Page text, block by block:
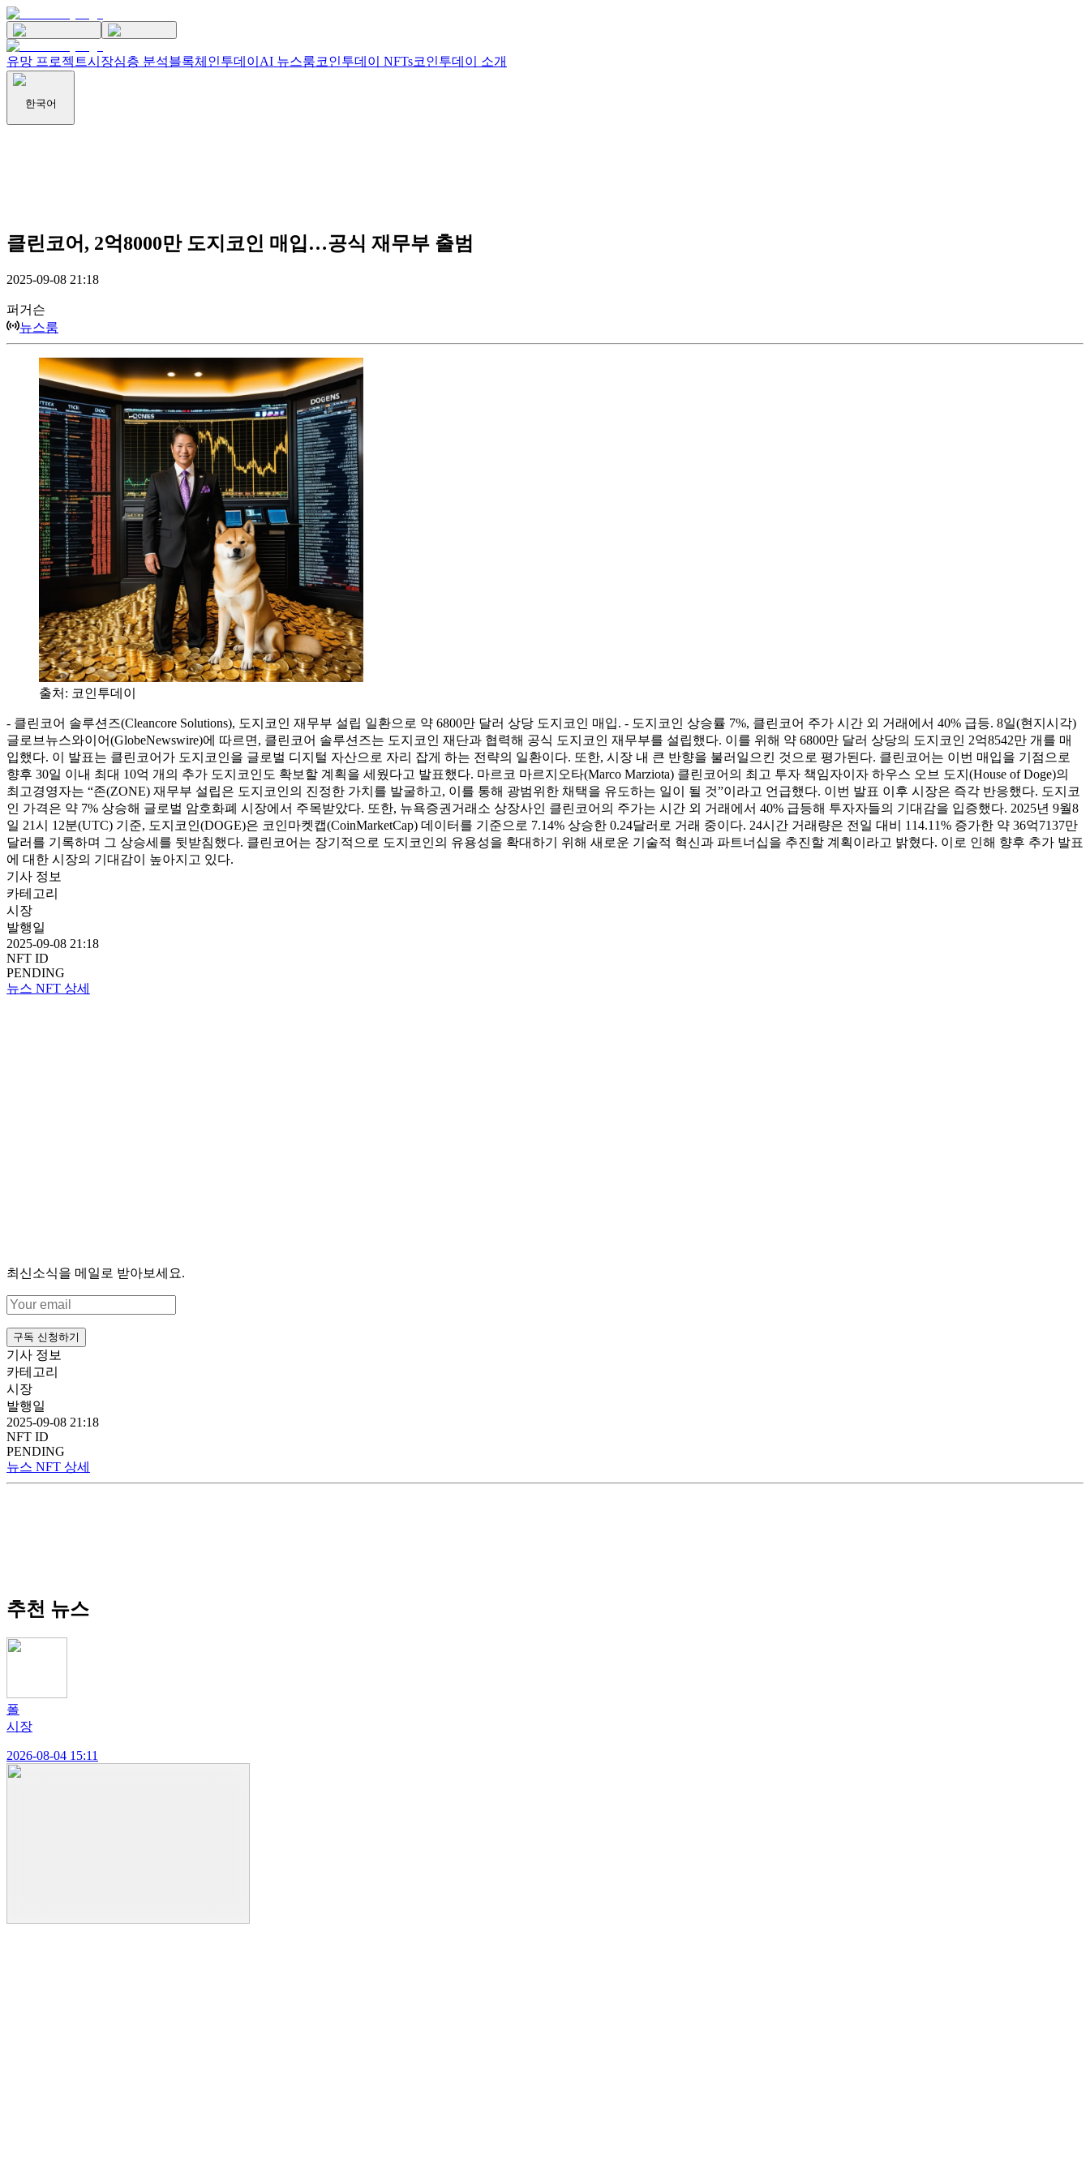
유망 프로젝트시장심층 분석블록체인투데이 AI 뉴스룸코인투데이 NFTs코인투데이 소개
한국어
클린코어, 2억8000만 도지코인 매입…공식 재무부 출범
2025-09-08 21:18
퍼거슨
뉴스룸
출처: 코인투데이
- 클린코어 솔루션즈(Cleancore Solutions), 도지코인 재무부 설립 일환으로 약 6800만 달러 상당 도지코인 매입. - 도지코인 상승률 7%, 클린코어 주가 시간 외 거래에서 40% 급등. 8일(현지시각)
글로브뉴스와이어(GlobeNewswire)에 따르면, 클린코어 솔루션즈는 도지코인 재단과 협력해 공식 도지코인 재무부를 설립했다. 이를 위해 약 6800만 달러 상당의 도지코인 2억8542만 개를 매
입했다. 이 발표는 클린코어가 도지코인을 글로벌 디지털 자산으로 자리 잡게 하는 전략의 일환이다. 또한, 시장 내 큰 반향을 불러일으킨 것으로 평가된다. 클린코어는 이번 매입을 기점으로
향후 30일 이내 최대 10억 개의 추가 도지코인도 확보할 계획을 세웠다고 발표했다. 마르코 마르지오타(Marco Marziota) 클린코어의 최고 투자 책임자이자 하우스 오브 도지(House of Doge)의
최고경영자는 “존(ZONE) 재무부 설립은 도지코인의 진정한 가치를 발굴하고, 이를 통해 광범위한 채택을 유도하는 일이 될 것”이라고 언급했다. 이번 발표 이후 시장은 즉각 반응했다. 도지코
인 가격은 약 7% 상승해 글로벌 암호화폐 시장에서 주목받았다. 또한, 뉴욕증권거래소 상장사인 클린코어의 주가는 시간 외 거래에서 40% 급등해 투자자들의 기대감을 입증했다. 2025년 9월8
일 21시 12분(UTC) 기준, 도지코인(DOGE)은 코인마켓캡(CoinMarketCap) 데이터를 기준으로 7.14% 상승한 0.24달러로 거래 중이다. 24시간 거래량은 전일 대비 114.11% 증가한 약 36억7137만
달러를 기록하며 그 상승세를 뒷받침했다. 클린코어는 장기적으로 도지코인의 유용성을 확대하기 위해 새로운 기술적 혁신과 파트너십을 추진할 계획이라고 밝혔다. 이로 인해 향후 추가 발표
에 대한 시장의 기대감이 높아지고 있다.
기사 정보
카테고리
시장
발행일
2025-09-08 21:18
NFT ID
PENDING
뉴스 NFT 상세
최신소식을 메일로 받아보세요.
구독 신청하기
기사 정보
카테고리
시장
발행일
2025-09-08 21:18
NFT ID
PENDING
뉴스 NFT 상세
추천 뉴스
폴
시장
2026-08-04 15:11